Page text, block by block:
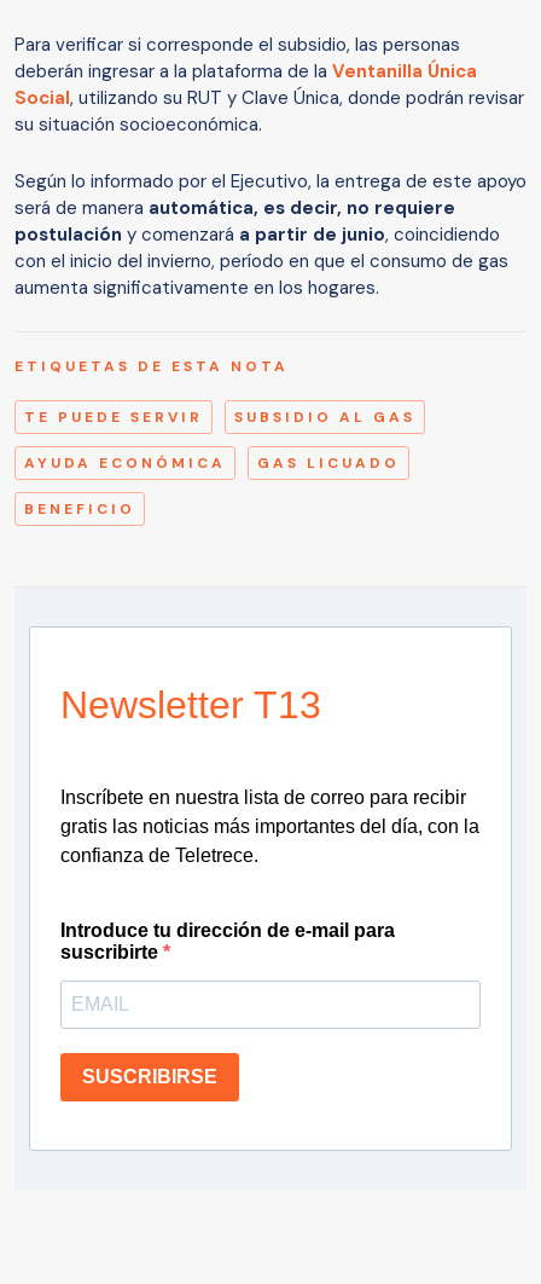
Para verificar si corresponde el subsidio, las personas
deberán ingresar a la plataforma de la Ventanilla Única
Social, utilizando su RUT y Clave Única, donde podrán revisar
su situación socioeconómica.
Según lo informado por el Ejecutivo, la entrega de este apoyo
será de manera automática, es decir, no requiere
postulación y comenzará a partir de junio, coincidiendo
con el inicio del invierno, período en que el consumo de gas
aumenta significativamente en los hogares.
ETIQUETAS DE ESTA NOTA
TE PUEDE SERVIR SUBSIDIO AL GAS
AYUDA ECONÓMICA GAS LICUADO
BENEFICIO
Newsletter T13
Inscríbete en nuestra lista de correo para recibir
gratis las noticias más importantes del día, con la
confianza de Teletrece.
Introduce tu dirección de e-mail para
suscribirte
SUSCRIBIRSE